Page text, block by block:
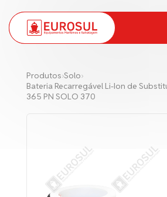
Produtos›Solo›
Bateria Recarregável Li-Ion de
365 PN SOLO 370